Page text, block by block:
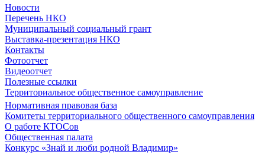
Новости
Перечень НКО
Муниципальный социальный грант
Выставка-презентация НКО
Контакты
Фотоотчет
Видеоотчет
Полезные ссылки
Территориальное общественное самоуправление
Нормативная правовая база
Комитеты территориального общественного самоуправления
О работе КТОСов
Общественная палата
Конкурс «Знай и люби родной Владимир»